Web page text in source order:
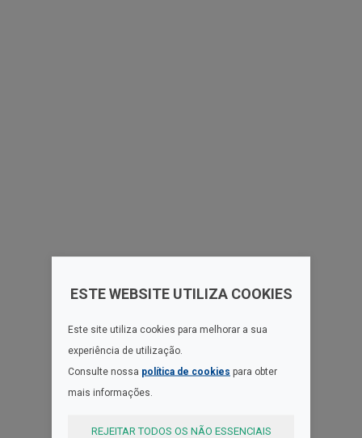
ESTE WEBSITE UTILIZA COOKIES
Este site utiliza cookies para melhorar a sua
experiência de utilização.
Consulte nossa política de cookies para obter
mais informações.
REJEITAR TODOS OS NÃO ESSENCIAIS